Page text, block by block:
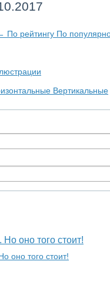
По рейтингу По
Вертикальные
Но оно того стоит!